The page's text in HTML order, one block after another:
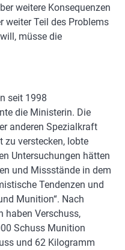
weitere Konsequenzen
weiter Teil des Problems
müsse die
seit 1998
die Ministerin. Die
anderen Spezialkraft
zu verstecken, lobte
Untersuchungen hätten
und Missstände in dem
Tendenzen und
Munition“. Nach
haben Verschuss,
Schuss Munition
und 62 Kilogramm